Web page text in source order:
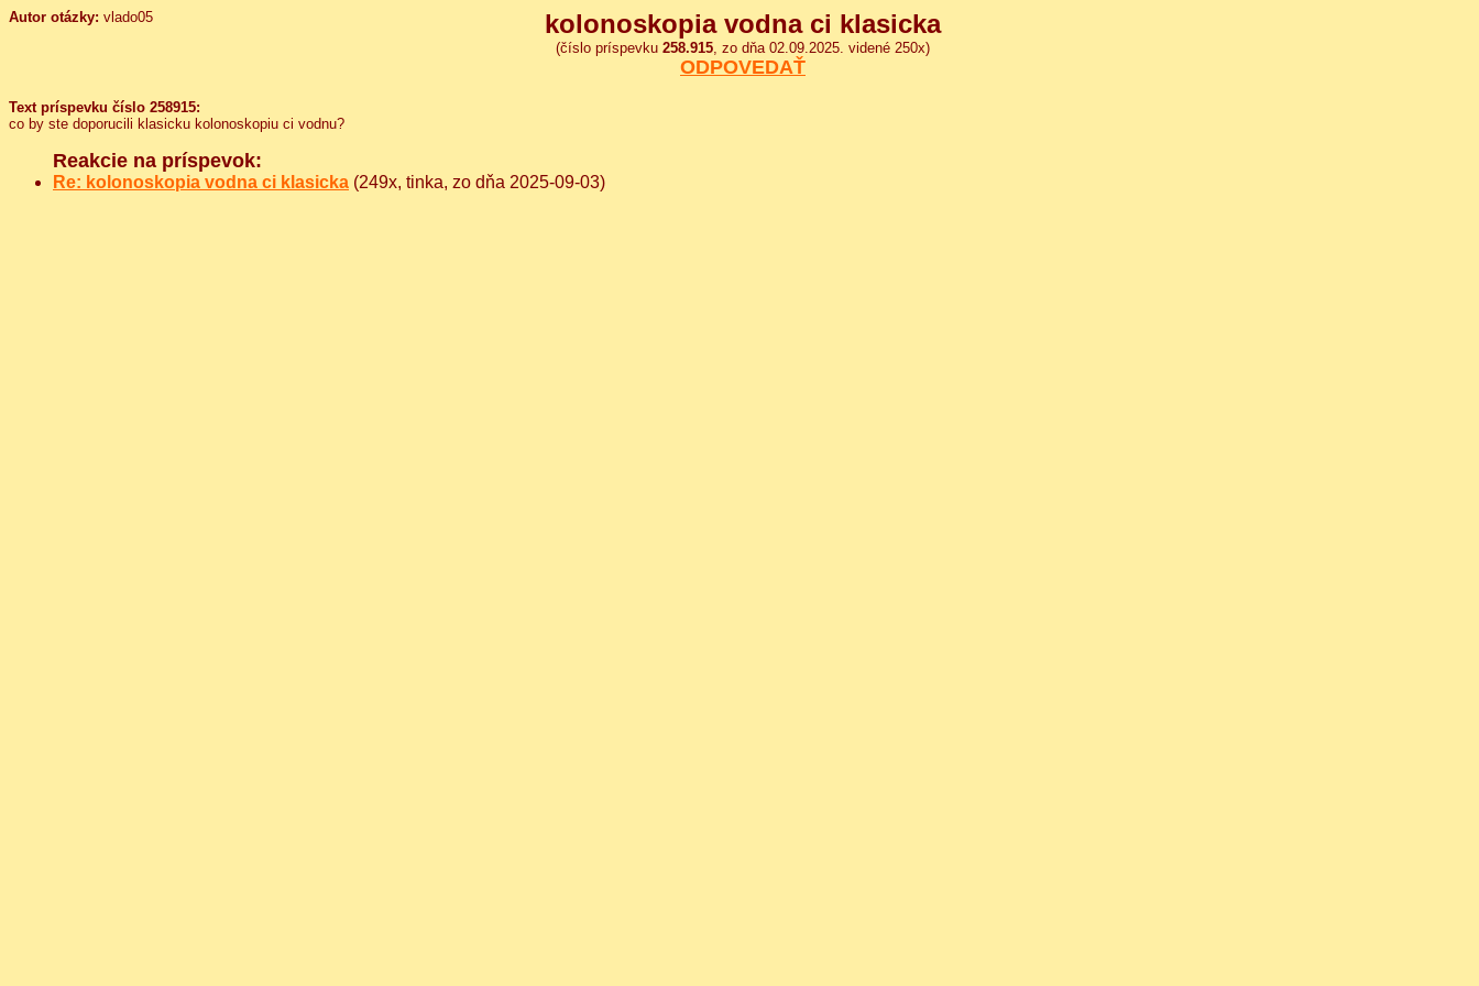
Autor otázky: vlado05 kolonoskopia vodna ci klasicka
(číslo príspevku 258.915, zo dňa 02.09.2025. videné 250x)
ODPOVEDAŤ
Text príspevku číslo 258915:
co by ste doporucili klasicku kolonoskopiu ci vodnu?
Reakcie na príspevok:
Re: kolonoskopia vodna ci klasicka (249x, tinka, zo dňa 2025-09-03)